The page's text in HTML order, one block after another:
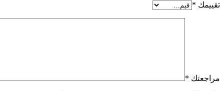
تقييمك *
مراجعتك *